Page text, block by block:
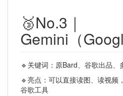
🥉No.3｜
Gemini（
🔹关键词：原Bard、谷歌出品、
🔹亮点：可以直接读图、读视频
谷歌工具